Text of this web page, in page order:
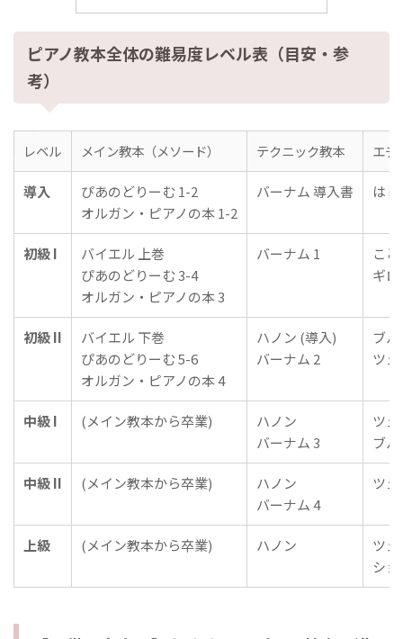
ピアノ教本全体の難易度レベル表（目安・参
考）
レベル メイン教本（メソード） テクニック教本 エチ
導入
ぴあのどりーむ 1-2
オルガン・ピアノの本 1-2
バーナム 導入書 は
初級 I
バイエル 上巻
ぴあのどりーむ 3-4
オルガン・ピアノの本 3
バーナム 1
こ
ギ
初級 II
バイエル 下巻
ぴあのどりーむ 5-6
オルガン・ピアノの本 4
ハノン (導入)
バーナム 2
ブ
ツ
中級 I (メイン教本から卒業)
ハノン
バーナム 3
ツ
ブ
中級 II (メイン教本から卒業)
ハノン
バーナム 4
ツ
上級 (メイン教本から卒業) ハノン
ツ
シ